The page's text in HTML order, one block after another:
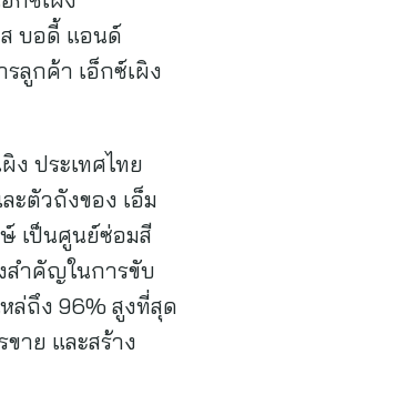
ส บอดี้ แอนด์
ลูกค้า เอ็กซ์เผิง
ง ประเทศไทย
ะตัวถังของ เอ็ม
ษ์ เป็นศูนย์ซ่อมสี
สำคัญในการขับ
ล่ถึง 96% สูงที่สุด
าย และสร้าง